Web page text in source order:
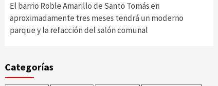
El barrio Roble Amarillo de Santo Tomás en
aproximadamente tres meses tendrá un moderno
parque y la refacción del salón comunal
Categorías